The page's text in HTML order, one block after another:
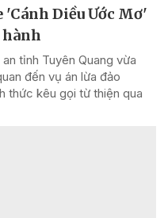
'Cánh Diều Ước Mơ'
tỉnh Tuyên Quang vừa
đến vụ án lừa đảo
thức kêu gọi từ thiện qua